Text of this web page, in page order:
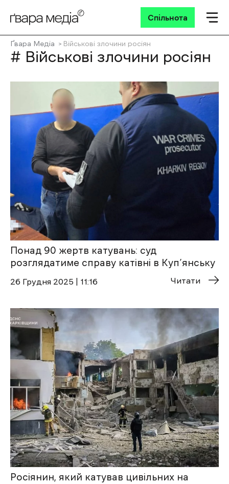
Спільнота
Ґвара Медіа Військові злочини росіян
# Військові злочини росіян
Понад 90 жертв катувань: суд
розглядатиме справу катівні в Куп’янську
26 Грудня 2025 | 11:16 Читати
Росіянин, який катував цивільних на